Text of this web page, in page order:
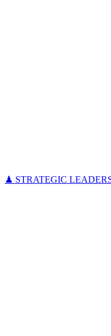
♟ STRATEGIC